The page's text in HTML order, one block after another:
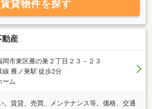
賃貸物件を探す
動産
岡市東区雁の巣２丁目２３－２３
線 雁ノ巣駅 徒歩2分
ーム
。賃貸、売買、メンテナンス等。価格、交通